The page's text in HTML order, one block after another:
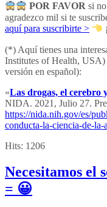
POR FAVOR si
agradezco mil si te
aquí para suscribirte >
(*) Aquí tienes una
Institutes of Health, USA)
versión en español):
«Las drogas, el cerebro
NIDA. 2021, Julio 27.
https://nida.nih.gov/es/
conducta-la-ciencia-de-
Hits: 1206
Necesitamos el
= 😀